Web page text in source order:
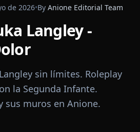
de 2026•By Anione Editorial Team
Langley -
sin límites. Roleplay
la Segunda Infante.
sus muros en Anione.